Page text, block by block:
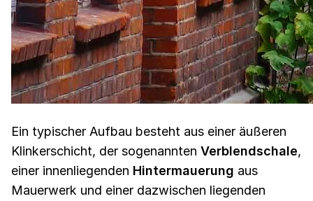
Ein typischer Aufbau besteht aus einer äußeren
Klinkerschicht, der sogenannten Verblendschale,
einer innenliegenden Hintermauerung aus
Mauerwerk und einer dazwischen liegenden